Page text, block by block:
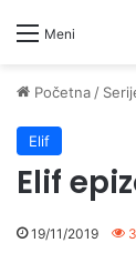
Meni
Početna/
Elif
Elif
19/11/2019